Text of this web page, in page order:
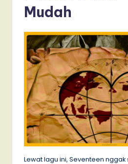
Mudah
Lewat lagu ini, Seventeen